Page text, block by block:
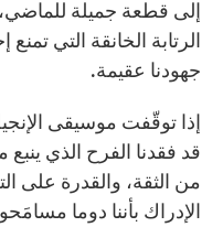
إلى قطعة جميلة
الرتابة الخانقة التي
جهودنا عقيمة.
إذا توقّفت موسيقى
قد فقدنا الفرح الذي
من الثقة، والقدرة على
الإدراك بأننا دوما